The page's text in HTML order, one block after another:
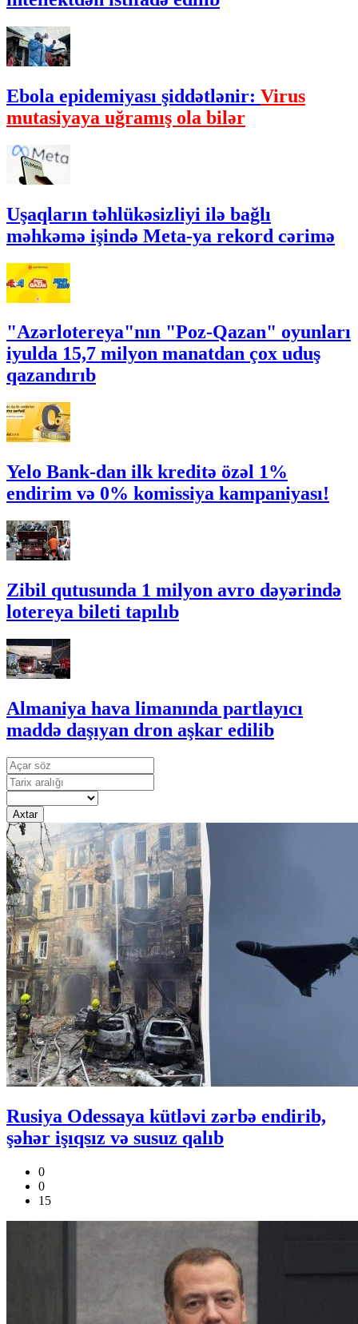
Ebola epidemiyası şiddətlənir: Virus
mutasiyaya uğramış ola bilər
Uşaqların təhlükəsizliyi ilə bağlı
məhkəmə işində Meta-ya rekord cərimə
"Azərlotereya"nın "Poz-Qazan" oyunları
iyulda 15,7 milyon manatdan çox uduş
qazandırıb
Yelo Bank-dan ilk kreditə özəl 1%
endirim və 0% komissiya kampaniyası!
Zibil qutusunda 1 milyon avro dəyərində
lotereya bileti tapılıb
Almaniya hava limanında partlayıcı
maddə daşıyan dron aşkar edilib
Axtar
Rusiya Odessaya kütləvi zərbə endirib,
şəhər işıqsız və susuz qalıb
0
0
15